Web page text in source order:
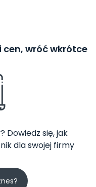
cen, wróć wkrótce
Dowiedz się, jak
dla swojej firmy